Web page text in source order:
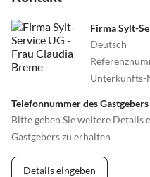
Firma Sylt-
Deutsch
Unterkunfts-
Telefonnummer des Gastgebers
Bitte geben Sie weitere Details
Gastgebers zu erhalten
Details eingeben